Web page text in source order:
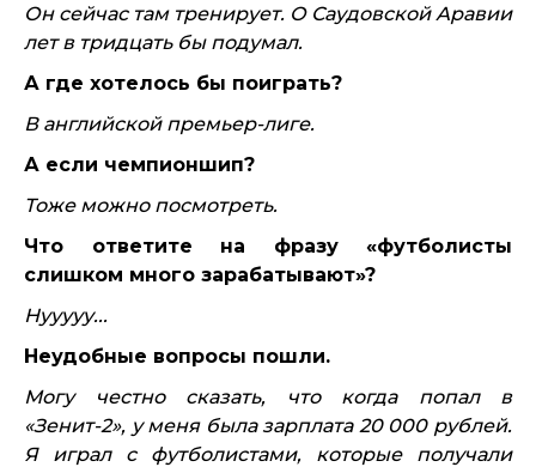
Он сейчас там тренирует. О Саудовской Аравии
лет в тридцать бы подумал.
А где хотелось бы поиграть?
В английской премьер-лиге.
А если чемпионшип?
Тоже можно посмотреть.
Что ответите на фразу «футболисты
слишком много зарабатывают»?
Нууууу...
Неудобные вопросы пошли.
Могу честно сказать, что когда попал в
«Зенит-2», у меня была зарплата 20 000 рублей.
Я играл с футболистами, которые получали